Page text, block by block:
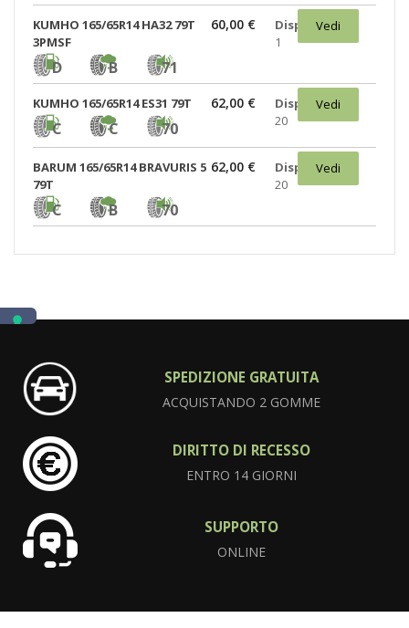
KUMHO 165/65R14 HA32 79T
3PMSF
D B 71
60,00 €
Disponibili:
1
Vedi
KUMHO 165/65R14 ES31 79T
C C 70
62,00 €
Disponibili:
20
Vedi
BARUM 165/65R14 BRAVURIS 5
79T
C B 70
62,00 €
Disponibili:
20
Vedi
SPEDIZIONE GRATUITA
ACQUISTANDO 2 GOMME
DIRITTO DI RECESSO
ENTRO 14 GIORNI
SUPPORTO
ONLINE